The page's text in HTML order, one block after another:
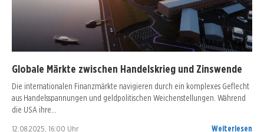
Globale Märkte zwischen Handelskrieg und Zinswende
Die internationalen Finanzmärkte navigieren durch ein komplexes Geflecht
aus Handelsspannungen und geldpolitischen Weichenstellungen. Während
die USA ihre…
12.08.2025, 16:00 Uhr Weiterlesen